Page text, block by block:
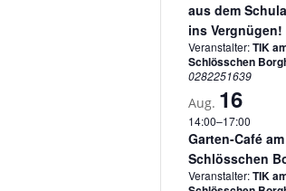
aus dem
ins Vergnügen!
Veranstalter:TIK
Schlösschen
0282251639
Aug. 16
14:00–17:00
Garten-Café
Schlösschen
Veranstalter:TIK